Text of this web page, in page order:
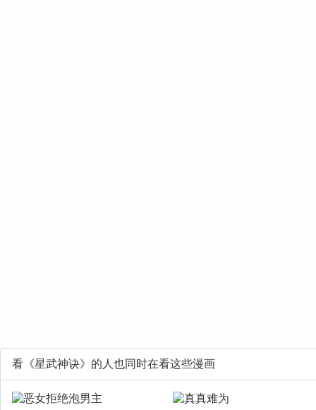
看《星武神诀》的人也同时在看这些漫画